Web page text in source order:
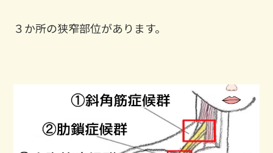
３か所の狭窄部位があります。